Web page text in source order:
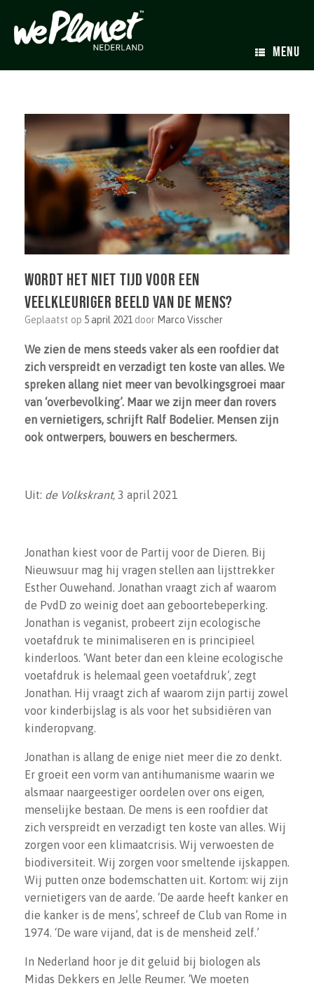
MENU
Wordt het niet tijd voor een
veelkleuriger beeld van de mens?
Geplaatst op 5 april 2021 door Marco Visscher
We zien de mens steeds vaker als een roofdier dat
zich verspreidt en verzadigt ten koste van alles. We
spreken allang niet meer van bevolkingsgroei maar
van ‘overbevolking’. Maar we zijn meer dan rovers
en vernietigers, schrijft Ralf Bodelier. Mensen zijn
ook ontwerpers, bouwers en beschermers.
Uit: de Volkskrant, 3 april 2021
Jonathan kiest voor de Partij voor de Dieren. Bij
Nieuwsuur mag hij vragen stellen aan lijsttrekker
Esther Ouwehand. Jonathan vraagt zich af waarom
de PvdD zo weinig doet aan geboortebeperking.
Jonathan is veganist, probeert zijn ecologische
voetafdruk te minimaliseren en is principieel
kinderloos. ‘Want beter dan een kleine ecologische
voetafdruk is helemaal geen voetafdruk’, zegt
Jonathan. Hij vraagt zich af waarom zijn partij zowel
voor kinderbijslag is als voor het subsidiëren van
kinderopvang.
Jonathan is allang de enige niet meer die zo denkt.
Er groeit een vorm van antihumanisme waarin we
alsmaar naargeestiger oordelen over ons eigen,
menselijke bestaan. De mens is een roofdier dat
zich verspreidt en verzadigt ten koste van alles. Wij
zorgen voor een klimaatcrisis. Wij verwoesten de
biodiversiteit. Wij zorgen voor smeltende ijskappen.
Wij putten onze bodemschatten uit. Kortom: wij zijn
vernietigers van de aarde. ‘De aarde heeft kanker en
die kanker is de mens’, schreef de Club van Rome in
1974. ‘De ware vijand, dat is de mensheid zelf.’
In Nederland hoor je dit geluid bij biologen als
Midas Dekkers en Jelle Reumer. ‘We moeten